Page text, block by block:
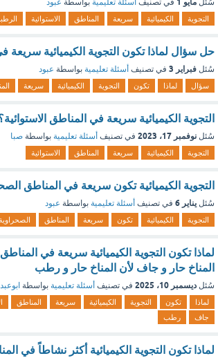
سُئل في تصنيف أسئلة تعليمية بواسطة عبود
التجوية الكيميائية سريعة المناطق الاستوائية
حل سؤال لماذا تكون التجوية الكيميائية سريعة
سُئل فبراير 3 في تصنيف أسئلة تعليمية بواسطة عبود
سؤال لماذا تكون التجوية الكيميائية سريعة
التجوية الكيميائية سريعة في المناطق
سُئل نوفمبر 17، 2023 في تصنيف أسئلة تعليمية بواسطة صبا
التجوية الكيميائية سريعة المناطق الاستوائية
التجوية الكيميائية تكون سريعة في المناطق
سُئل يناير 6 في تصنيف أسئلة تعليمية بواسطة عبود
التجوية الكيميائية تكون سريعة المناطق
لماذا تكون التجوية الكيميائية سريعة في
المناخ حار و جاف لأن المناخ حار و رطب
سُئل ديسمبر 10، 2025 في تصنيف أسئلة تعليمية بواسطة
لماذا تكون التجوية الكيميائية سريعة المناطق
جاف
رطب
لماذا تكون التجوية الكيميائية أكثر نشاطاً في